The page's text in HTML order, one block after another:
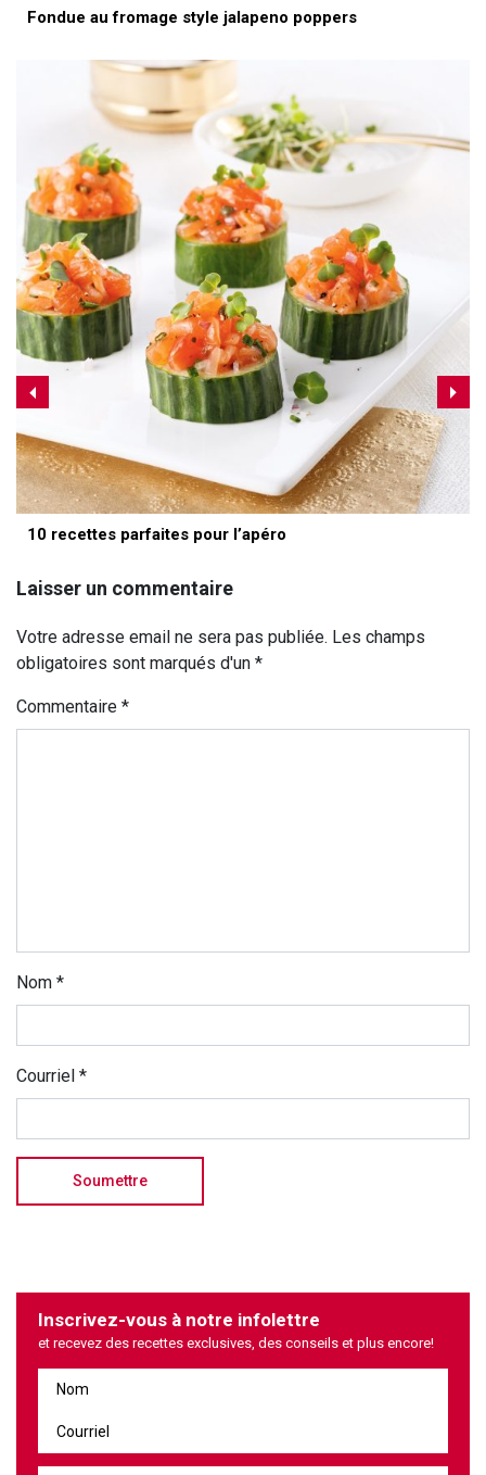
Fondue au fromage style jalapeno poppers
10 recettes parfaites pour l’apéro
Laisser un commentaire
Votre adresse email ne sera pas publiée. Les champs
obligatoires sont marqués d'un *
Commentaire *
Nom *
Courriel *
Inscrivez-vous à notre infolettre
et recevez des recettes exclusives, des conseils et plus encore!